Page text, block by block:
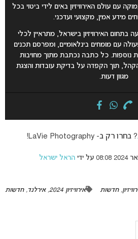
עם עולם האירוויזיון באים לידי ביטוי בכל
מידע אמין, מקצועי ועדכני.
האירוויזיון בישראל, מתראיין לכלי
עם מומחים בינלאומיים, ומפרסם תכנים
נוספות. כל כתבה נכתבת מתוך מחויבות
תוך הקפדה על בדיקת עובדות והצגת
מגוון דעות.
? בחרו רק ב- LaVie Photography!
הראל ישראל
,חדשות אירוויזיון 2024 ,אירלנד,חדשות